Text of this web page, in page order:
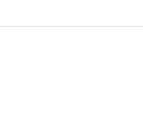
mới lạ và khơi gợi nhiều suy
– Nhà